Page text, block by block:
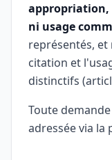
ni usage
représentés,
citation et
distinctifs
Toute
adressée via la